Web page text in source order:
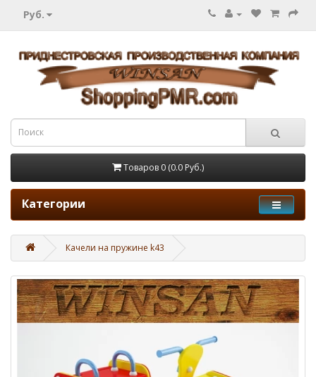
Руб.
Товаров 0 (0.0 Руб.)
Категории
Качели на пружине k43